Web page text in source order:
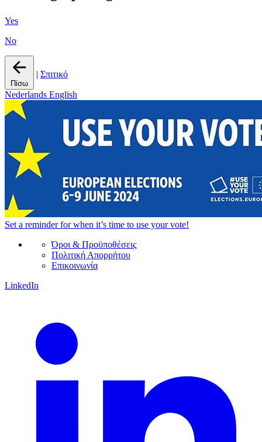
Yes
No
Πίσω
| Σπιτικό
Nederlands English
Set a reminderfor when it’s time to use your vote!
Όροι & Προϋποθέσεις
Πολιτική Απορρήτου
Επικοινωνία
LinkedIn